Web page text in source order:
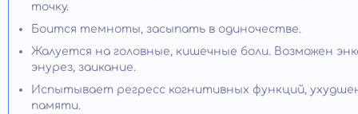
точку.
Боится темноты, засыпать в одиночестве.
Жалуется на головные, кишечные боли. Возможен
энурез, заикание.
Испытывает регресс когнитивных функций,
памяти.